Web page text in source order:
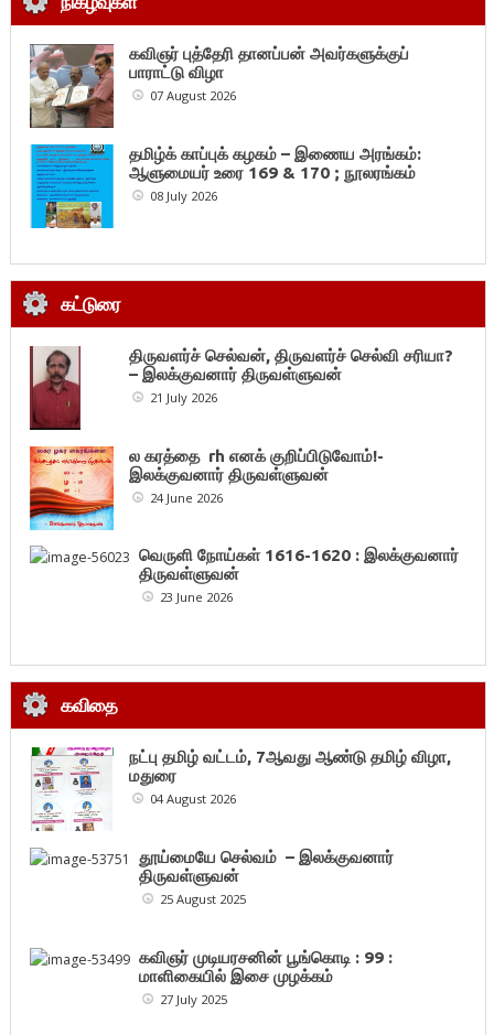
கவிஞர் புத்தேரி தானப்பன் அவர்களுக்குப்
பாராட்டு விழா
07 August 2026
தமிழ்க் காப்புக் கழகம் – இணைய அரங்கம்:
ஆளுமையர் உரை 169 & 170 ; நூலரங்கம்
08 July 2026
கட்டுரை
திருவளர்ச் செல்வன், திருவளர்ச் செல்வி சரியா?
– இலக்குவனார் திருவள்ளுவன்
21 July 2026
ல கரத்தை rh எனக் குறிப்பிடுவோம்!-
இலக்குவனார் திருவள்ளுவன்
24 June 2026
வெருளி நோய்கள் 1616-1620 : இலக்குவனார்
திருவள்ளுவன்
23 June 2026
கவிதை
நட்பு தமிழ் வட்டம், 7ஆவது ஆண்டு தமிழ் விழா,
மதுரை
04 August 2026
தூய்மையே செல்வம் – இலக்குவனார்
திருவள்ளுவன்
25 August 2025
கவிஞர் முடியரசனின் பூங்கொடி : 99 :
மாளிகையில் இசை முழக்கம்
27 July 2025